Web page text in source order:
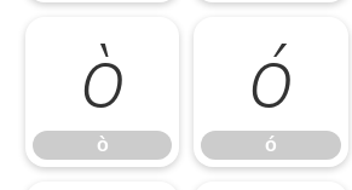
ò
ò
ó
ó